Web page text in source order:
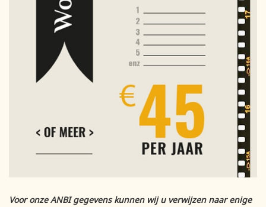
Voor onze ANBI gegevens kunnen wij u verwijzen naar enige